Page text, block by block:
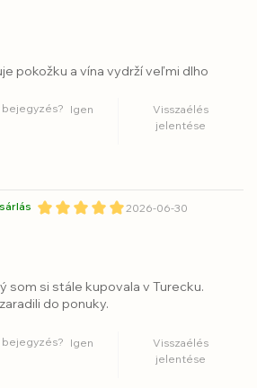
pokožku a vína vydrží veľmi dlho
bejegyzés? Igen
Visszaélés
jelentése
2026-06-30
som si stále kupovala v Turecku.
do ponuky.
bejegyzés? Igen
Visszaélés
jelentése